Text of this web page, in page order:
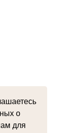
о
для